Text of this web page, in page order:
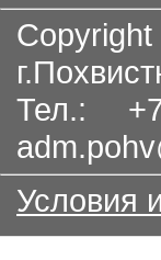
Тел.:
Условия